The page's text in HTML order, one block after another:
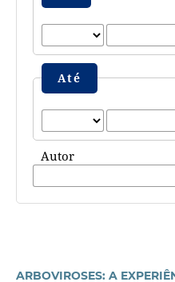
Até
Autor
ARBOVIROSES: A